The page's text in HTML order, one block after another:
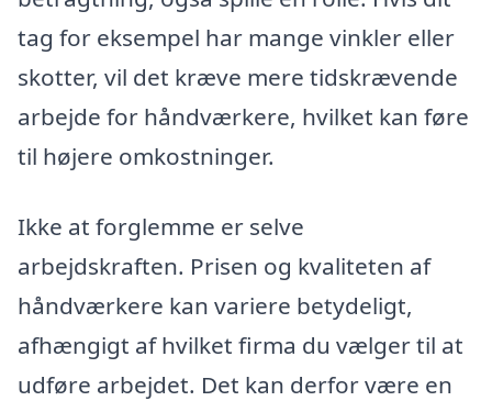
tag for eksempel har mange vinkler eller
skotter, vil det kræve mere tidskrævende
arbejde for håndværkere, hvilket kan føre
til højere omkostninger.
Ikke at forglemme er selve
arbejdskraften. Prisen og kvaliteten af
håndværkere kan variere betydeligt,
afhængigt af hvilket firma du vælger til at
udføre arbejdet. Det kan derfor være en